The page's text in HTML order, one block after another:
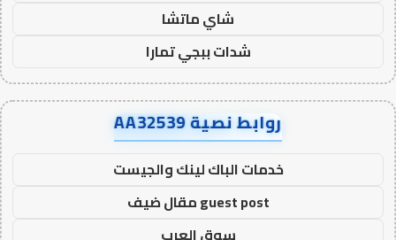
شاي ماتشا
شدات ببجي تمارا
روابط نصية AA32539
خدمات الباك لينك والجيست
guest post مقال ضيف